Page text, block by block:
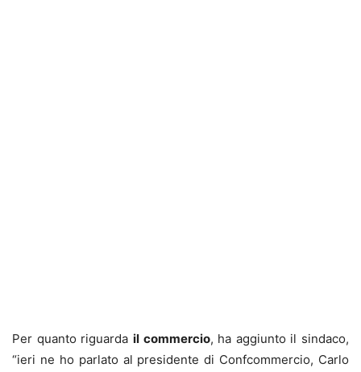
Per quanto riguarda il commercio, ha aggiunto il sindaco,
“ieri ne ho parlato al presidente di Confcommercio, Carlo